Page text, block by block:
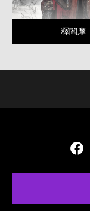
釋閻摩